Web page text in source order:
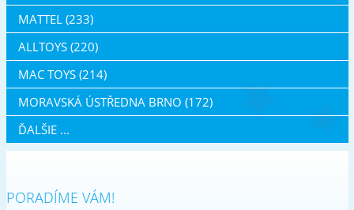
MATTEL (233)
ALLTOYS (220)
MAC TOYS (214)
MORAVSKÁ ÚSTŘEDNA BRNO (172)
ĎALŠIE ...
PORADÍME VÁM!